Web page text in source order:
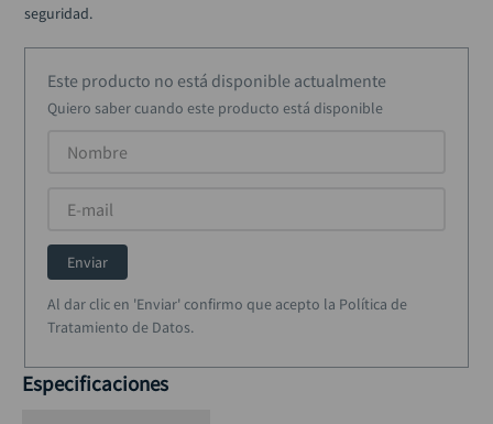
seguridad.
Este producto no está disponible actualmente
Quiero saber cuando este producto está disponible
Enviar
Al dar clic en 'Enviar' confirmo que acepto la Política de
Tratamiento de Datos.
Especificaciones